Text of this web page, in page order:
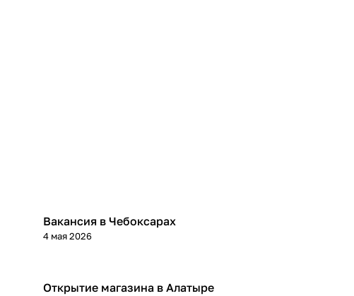
Вакансия в Чебоксарах
4 мая 2026
Открытие магазина в Алатыре